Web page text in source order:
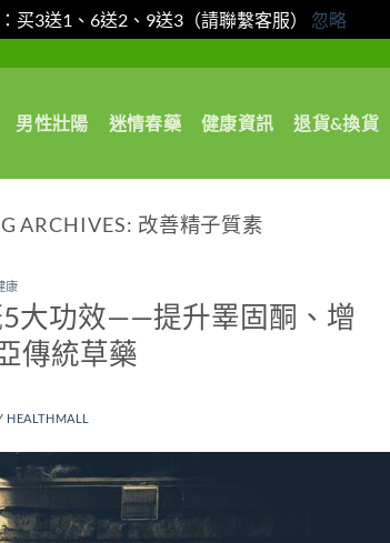
买3送1、6送2、9送3（請聯繫客服） 忽略
男性壯陽 迷情春藥 健康資訊 退貨&換貨
ARCHIVES: 改善精子質素
康
大功效——提升睪固酮、增
傳統草藥
HEALTHMALL